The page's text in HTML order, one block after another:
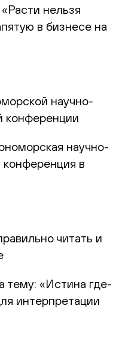
нельзя
в бизнесе на
научно-
конференции
научно-
конференция в
читать и
тему: «Истина где-
интерпретации